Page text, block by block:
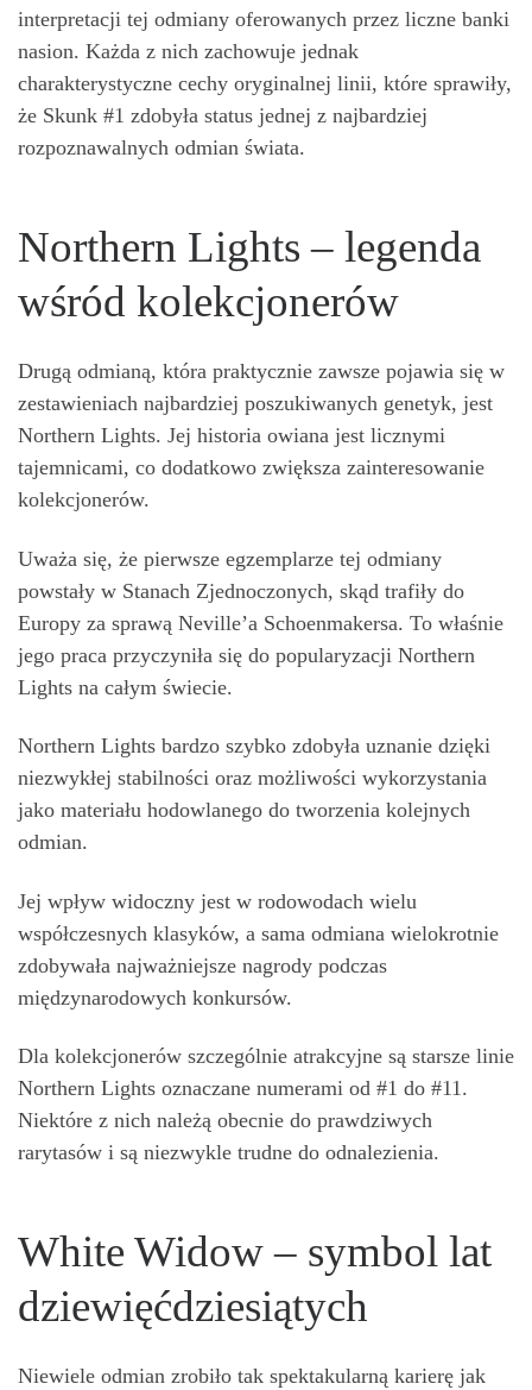
interpretacji tej odmiany oferowanych przez liczne banki
nasion. Każda z nich zachowuje jednak
charakterystyczne cechy oryginalnej linii, które sprawiły,
że Skunk #1 zdobyła status jednej z najbardziej
rozpoznawalnych odmian świata.
Northern Lights – legenda
wśród kolekcjonerów
Drugą odmianą, która praktycznie zawsze pojawia się w
zestawieniach najbardziej poszukiwanych genetyk, jest
Northern Lights. Jej historia owiana jest licznymi
tajemnicami, co dodatkowo zwiększa zainteresowanie
kolekcjonerów.
Uważa się, że pierwsze egzemplarze tej odmiany
powstały w Stanach Zjednoczonych, skąd trafiły do
Europy za sprawą Neville’a Schoenmakersa. To właśnie
jego praca przyczyniła się do popularyzacji Northern
Lights na całym świecie.
Northern Lights bardzo szybko zdobyła uznanie dzięki
niezwykłej stabilności oraz możliwości wykorzystania
jako materiału hodowlanego do tworzenia kolejnych
odmian.
Jej wpływ widoczny jest w rodowodach wielu
współczesnych klasyków, a sama odmiana wielokrotnie
zdobywała najważniejsze nagrody podczas
międzynarodowych konkursów.
Dla kolekcjonerów szczególnie atrakcyjne są starsze linie
Northern Lights oznaczane numerami od #1 do #11.
Niektóre z nich należą obecnie do prawdziwych
rarytasów i są niezwykle trudne do odnalezienia.
White Widow – symbol lat
dziewięćdziesiątych
Niewiele odmian zrobiło tak spektakularną karierę jak